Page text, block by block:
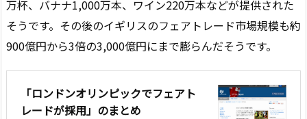
万杯、バナナ1,000万本、ワイン220万本などが提供された
そうです。その後のイギリスのフェアトレード市場規模も約
900億円から3倍の3,000億円にまで膨らんだそうです。
「ロンドンオリンピックでフェアト
レードが採用」のまとめ